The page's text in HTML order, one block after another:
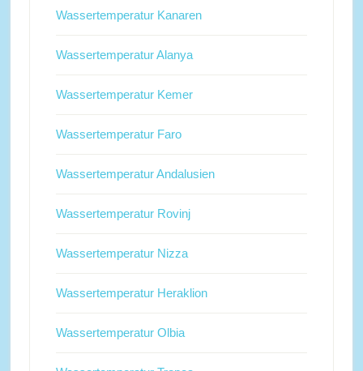
Wassertemperatur Kanaren
Wassertemperatur Alanya
Wassertemperatur Kemer
Wassertemperatur Faro
Wassertemperatur Andalusien
Wassertemperatur Rovinj
Wassertemperatur Nizza
Wassertemperatur Heraklion
Wassertemperatur Olbia